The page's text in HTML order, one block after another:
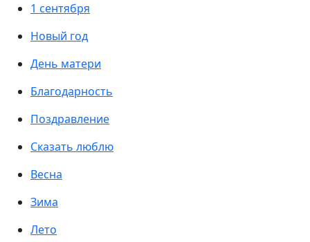
1 сентября
Новый год
День матери
Благодарность
Поздравление
Сказать люблю
Весна
Зима
Лето